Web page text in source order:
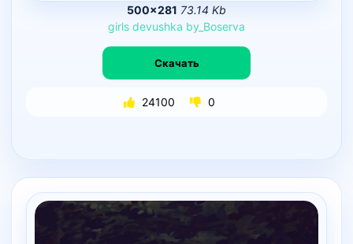
500×281 73.14 Kb
girls devushka by_Boserva
Скачать
24100 0